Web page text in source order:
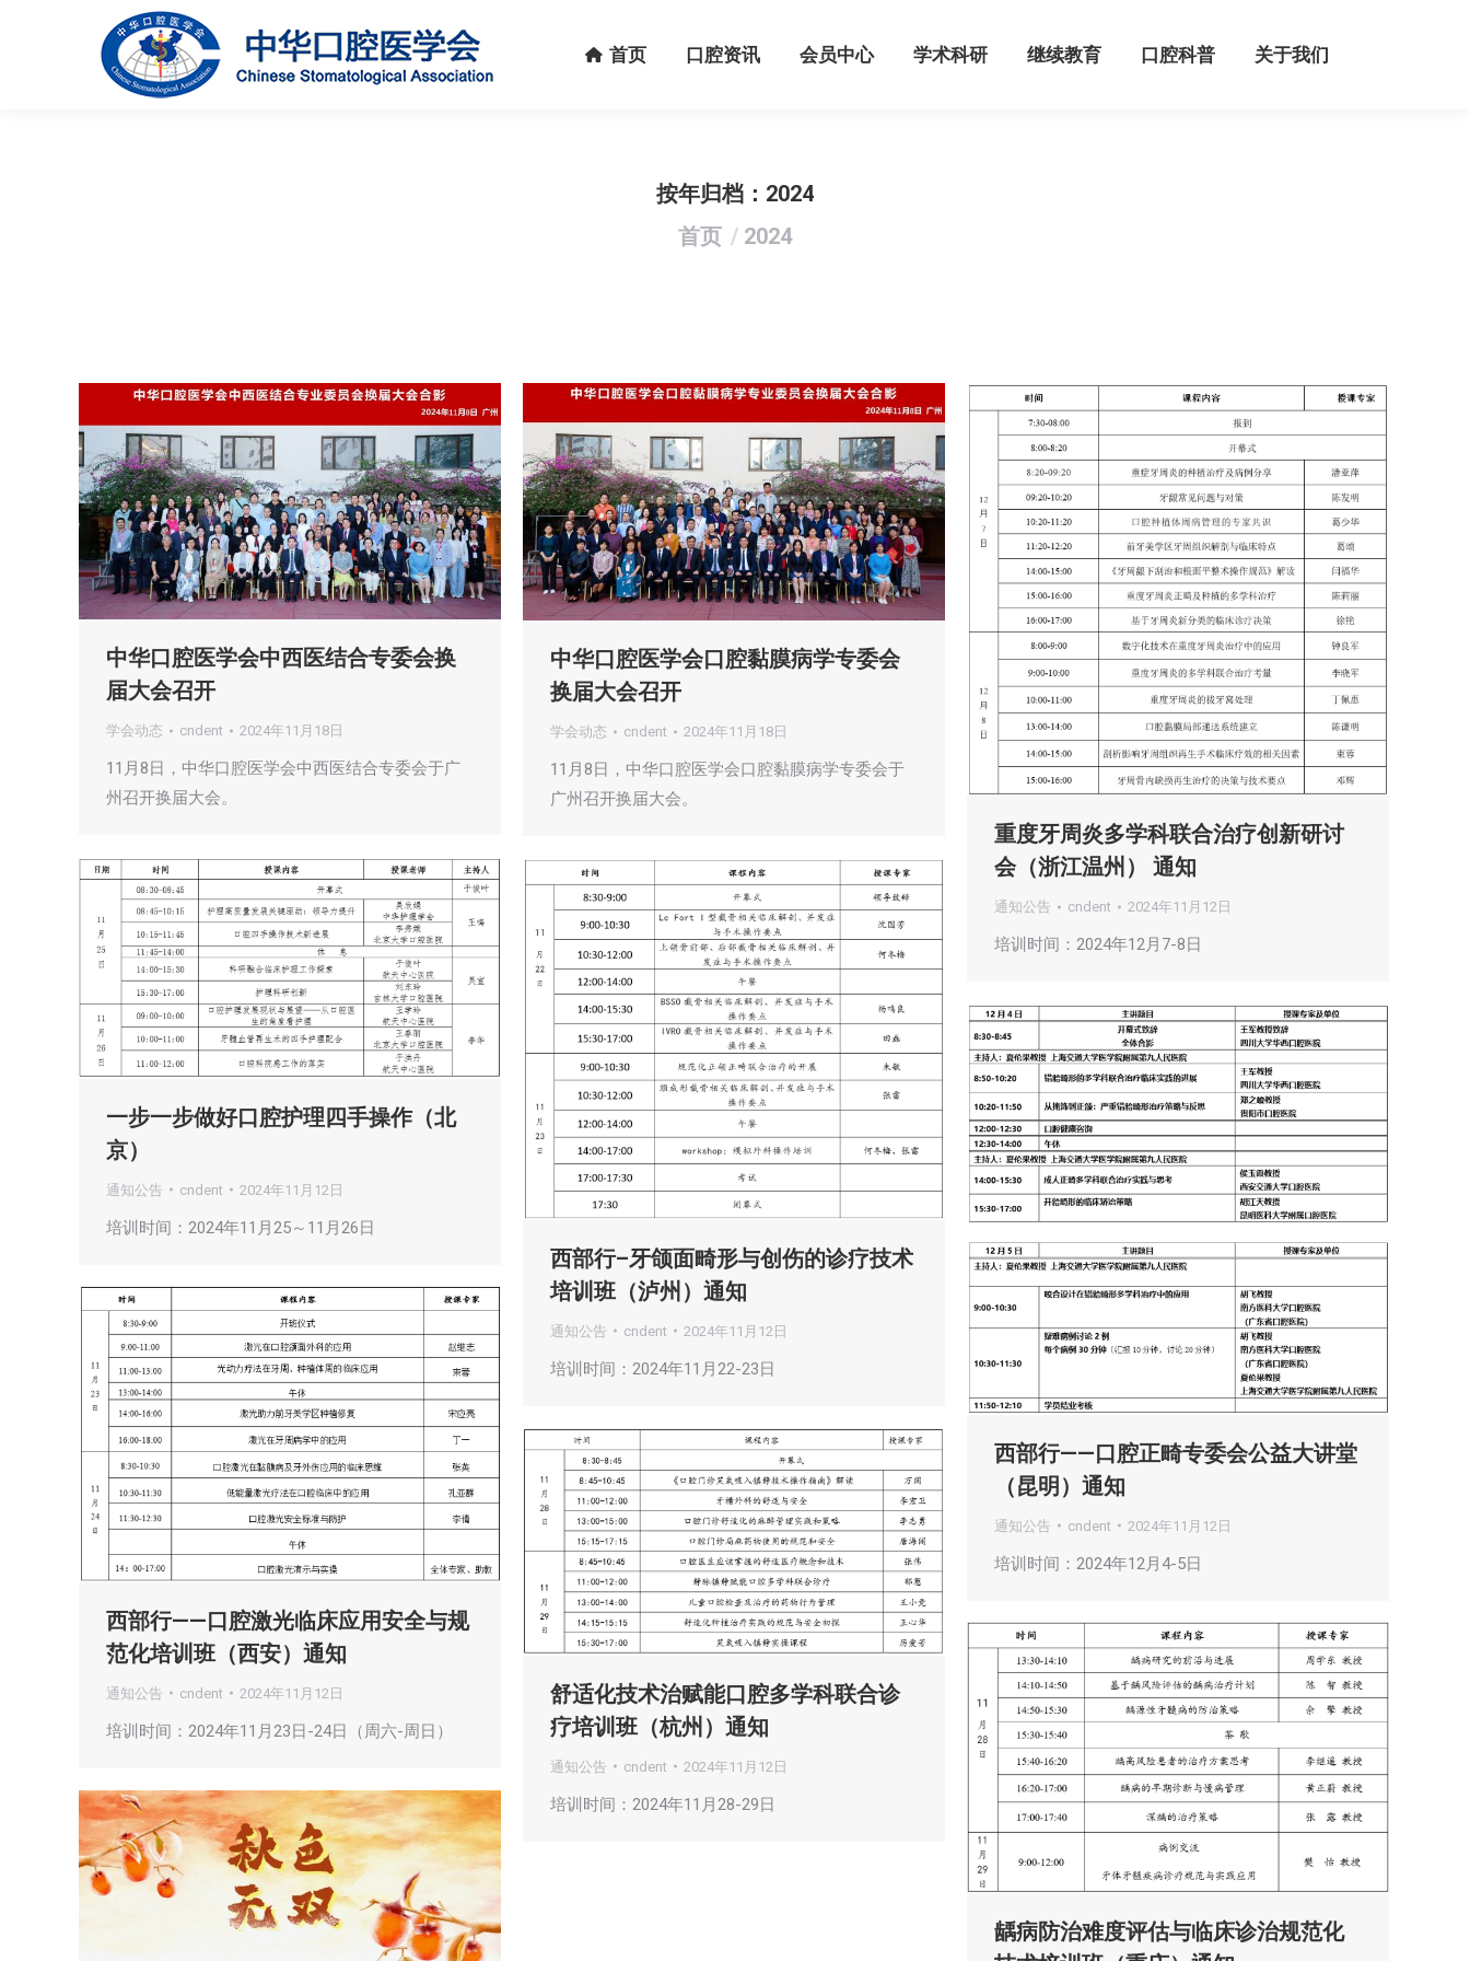
首页 口腔资讯 会员中心 学术科研 继续教育 口腔科普 关于我们
按年归档： 2024
您在这里：
首页 2024
中华口腔医学会中西医结合专委会换
届大会召开
学会动态 cndent 2024年11月18日
11月8日，中华口腔医学会中西医结合专委会于广
州召开换届大会。
中华口腔医学会口腔黏膜病学专委会
换届大会召开
学会动态 cndent 2024年11月18日
11月8日，中华口腔医学会口腔黏膜病学专委会于
广州召开换届大会。
重度牙周炎多学科联合治疗创新研讨
会（浙江温州） 通知
通知公告 cndent 2024年11月12日
培训时间：2024年12月7-8日
一步一步做好口腔护理四手操作（北
京）
通知公告 cndent 2024年11月12日
培训时间：2024年11月25～11月26日
西部行–牙颌面畸形与创伤的诊疗技术
培训班（泸州）通知
通知公告 cndent 2024年11月12日
培训时间：2024年11月22-23日
西部行——口腔正畸专委会公益大讲堂
（昆明）通知
通知公告 cndent 2024年11月12日
培训时间：2024年12月4-5日
西部行——口腔激光临床应用安全与规
范化培训班（西安）通知
通知公告 cndent 2024年11月12日
培训时间：2024年11月23日-24日（周六-周日）
舒适化技术治赋能口腔多学科联合诊
疗培训班（杭州）通知
通知公告 cndent 2024年11月12日
培训时间：2024年11月28-29日
龋病防治难度评估与临床诊治规范化